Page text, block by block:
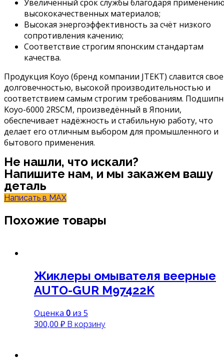
Увеличенный срок службы благодаря
высококачественных материалов;
Высокая энергоэффективность за счёт низкого
сопротивления качению;
Соответствие строгим японским стандартам
качества.
Продукция Koyo (бренд компании JTEKT) славится
долговечностью, высокой производительностью и
соответствием самым строгим требованиям.
Koyo-6000 2RSCM, произведённый в Японии,
обеспечивает надёжность и стабильную работу, что
делает его отличным выбором для промышленного и
бытового применения.
Не нашли, что искали?
Напишите нам, и мы закажем вашу
деталь
Написать в MAX
Похожие товары
Жиклеры омывателя веерные
AUTO-GUR M97422K
Оценка 0 из 5
300,00 ₽ В корзину